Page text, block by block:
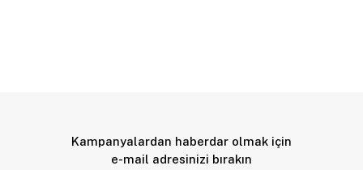
Kampanyalardan haberdar olmak için
e-mail adresinizi bırakın